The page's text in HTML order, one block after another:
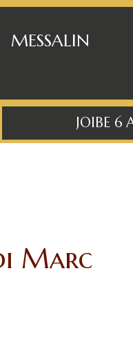
MESSALIN
JOIBE 6
Marc